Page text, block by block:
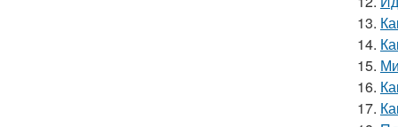
13.
14.
15.
16.
17.